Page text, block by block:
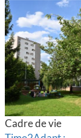
Cadre de vie